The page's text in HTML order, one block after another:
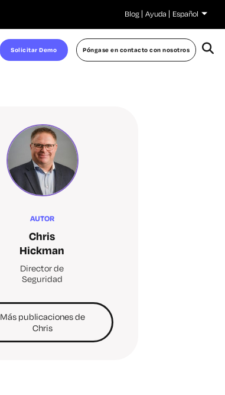
Blog Ayuda Español
Solicitar Demo Póngase en contacto con nosotros
AUTOR
Chris
Hickman
Director de
Seguridad
Más publicaciones de
Chris